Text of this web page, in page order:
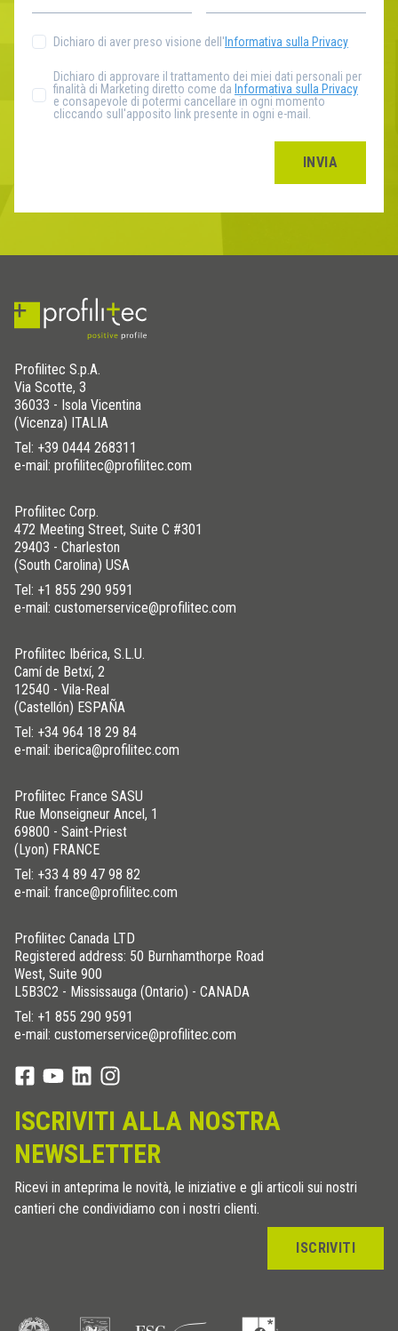
Dichiaro di aver preso visione dell' Informativa sulla Privacy
Dichiaro di approvare il trattamento dei miei dati personali per
finalità di Marketing diretto come da Informativa sulla Privacy
e consapevole di potermi cancellare in ogni momento
cliccando sull'apposito link presente in ogni e-mail.
INVIA
Profilitec S.p.A.
Via Scotte, 3
36033 - Isola Vicentina
(Vicenza) ITALIA
Tel: +39 0444 268311
e-mail: profilitec@profilitec.com
Profilitec Corp.
472 Meeting Street, Suite C #301
29403 - Charleston
(South Carolina) USA
Tel: +1 855 290 9591
e-mail: customerservice@profilitec.com
Profilitec Ibérica, S.L.U.
Camí de Betxí, 2
12540 - Vila-Real
(Castellón) ESPAÑA
Tel: +34 964 18 29 84
e-mail: iberica@profilitec.com
Profilitec France SASU
Rue Monseigneur Ancel, 1
69800 - Saint-Priest
(Lyon) FRANCE
Tel: +33 4 89 47 98 82
e-mail: france@profilitec.com
Profilitec Canada LTD
Registered address: 50 Burnhamthorpe Road
West, Suite 900
L5B3C2 - Mississauga (Ontario) - CANADA
Tel: +1 855 290 9591
e-mail: customerservice@profilitec.com
ISCRIVITI ALLA NOSTRA
NEWSLETTER
Ricevi in anteprima le novità, le iniziative e gli articoli sui nostri
cantieri che condividiamo con i nostri clienti.
ISCRIVITI